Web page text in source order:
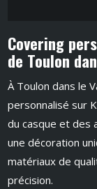
Covering
de Toulon
À Toulon dans le
personnalisé sur
du casque et des
une décoration
matériaux de
précision.